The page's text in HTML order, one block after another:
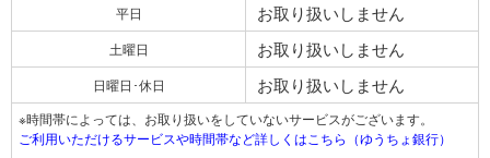
平日 お取り扱いしません
土曜日 お取り扱いしません
日曜日･休日 お取り扱いしません
※時間帯によっては、お取り扱いをしていないサービスがございます。
ご利用いただけるサービスや時間帯など詳しくはこちら（ゆうちょ銀行）